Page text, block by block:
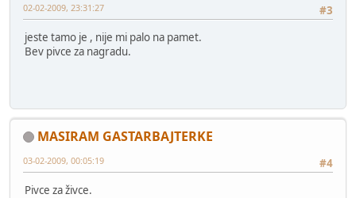
#3
02-02-2009, 23:31:27
jeste tamo je , nije mi palo na pamet.
Bev pivce za nagradu.
MASIRAM GASTARBAJTERKE
#4
03-02-2009, 00:05:19
Pivce za živce.